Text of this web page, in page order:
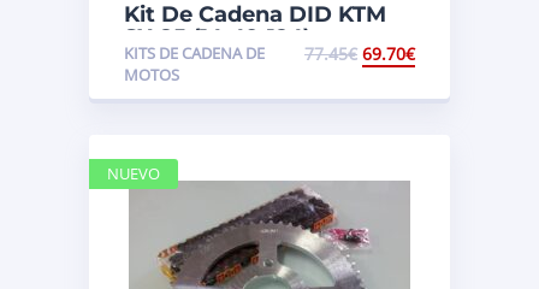
Kit De Cadena DID KTM
SX 85 (14-49-124)
KITS DE CADENA DE
MOTOS
77.45€ 69.70€
NUEVO